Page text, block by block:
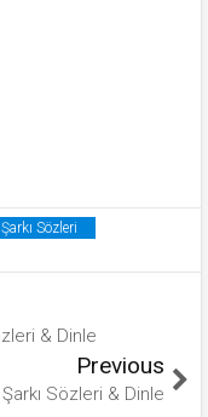
Şarkı Sözleri
& Dinle
Previous
Sözleri & Dinle